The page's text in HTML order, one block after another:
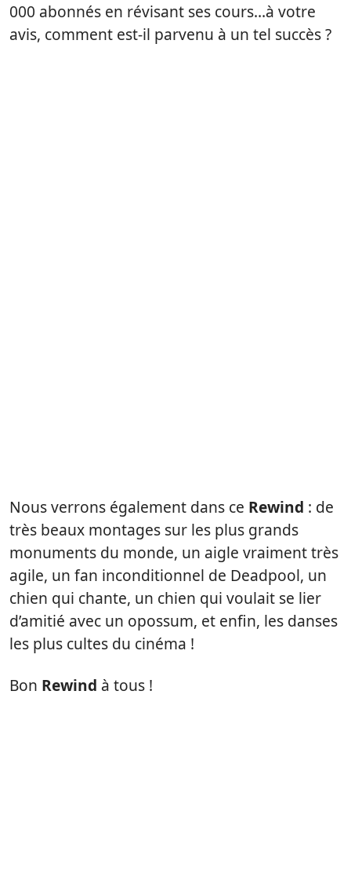
000 abonnés en révisant ses cours…à votre
avis, comment est-il parvenu à un tel succès ?
Nous verrons également dans ce Rewind : de
très beaux montages sur les plus grands
monuments du monde, un aigle vraiment très
agile, un fan inconditionnel de Deadpool, un
chien qui chante, un chien qui voulait se lier
d’amitié avec un opossum, et enfin, les danses
les plus cultes du cinéma !
Bon Rewind à tous !